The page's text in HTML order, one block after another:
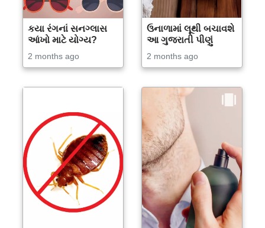
કયા રંગનાં સનગ્લાસ
આંખો માટે યોગ્ય?
2 months ago
ઉનાળામાં લૂથી બચાવશે
આ ગુજરાતી પીણું
2 months ago